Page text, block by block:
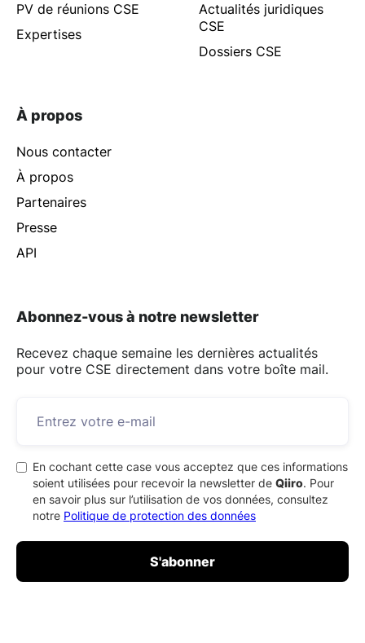
PV de réunions CSE
Expertises
Actualités juridiques
CSE
Dossiers CSE
À propos
Nous contacter
À propos
Partenaires
Presse
API
Abonnez-vous à notre newsletter
Recevez chaque semaine les dernières actualités
pour votre CSE directement dans votre boîte mail.
En cochant cette case vous acceptez que ces informations
soient utilisées pour recevoir la newsletter de Qiiro. Pour
en savoir plus sur l’utilisation de vos données, consultez
notre Politique de protection des données